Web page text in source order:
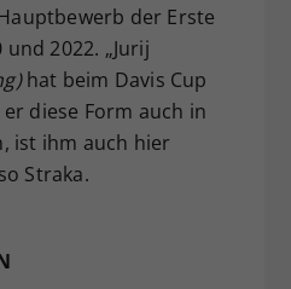
der Erste
2022. „Jurij
hat beim Davis Cup
diese Form auch in
ist ihm auch hier
Straka.